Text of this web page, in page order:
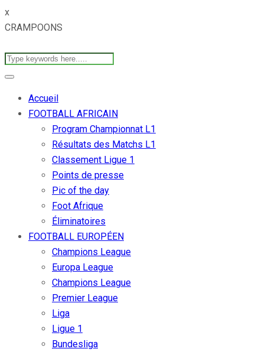
x
CRAMPOONS
Accueil
FOOTBALL AFRICAIN
Program Championnat L1
Résultats des Matchs L1
Classement Ligue 1
Points de presse
Pic of the day
Foot Afrique
Éliminatoires
FOOTBALL EUROPÉEN
Champions League
Europa League
Champions League
Premier League
Liga
Ligue 1
Bundesliga